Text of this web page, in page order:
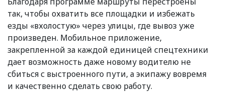
так, чтобы охватить все площадки и избежать
езды «вхолостую» через улицы, где вывоз уже
произведен. Мобильное приложение,
закрепленной за каждой единицей спецтехники
дает возможность даже новому водителю не
сбиться с выстроенного пути, а экипажу вовремя
и качественно сделать свою работу.